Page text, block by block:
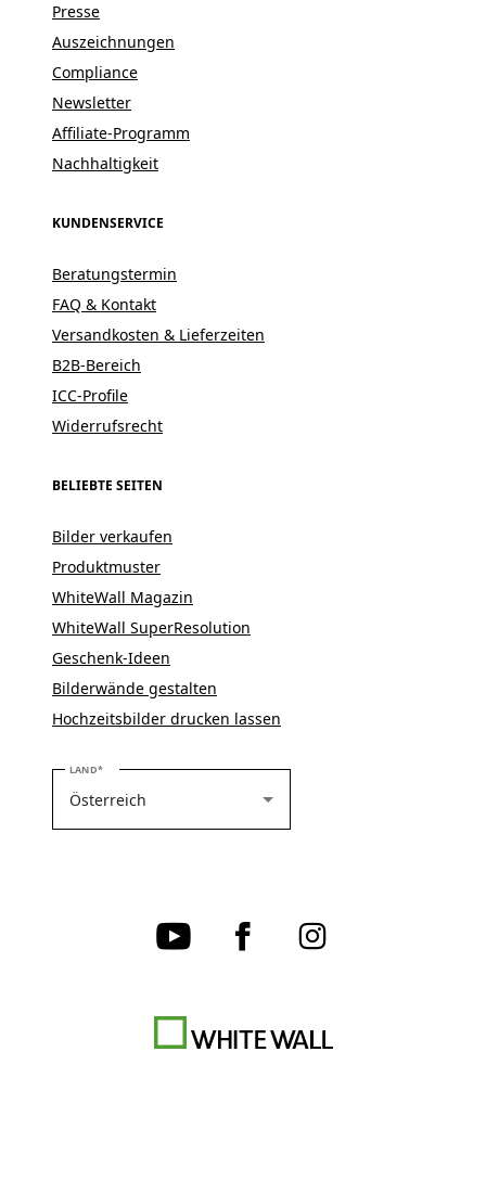
Presse
Auszeichnungen
Compliance
Newsletter
Affiliate-Programm
Nachhaltigkeit
KUNDENSERVICE
Beratungstermin
FAQ & Kontakt
Versandkosten & Lieferzeiten
B2B-Bereich
ICC-Profile
Widerrufsrecht
BELIEBTE SEITEN
Bilder verkaufen
Produktmuster
WhiteWall Magazin
WhiteWall SuperResolution
Geschenk-Ideen
Bilderwände gestalten
Hochzeitsbilder drucken lassen
LANDBITTE WÄHLEN SIE IHR LAND